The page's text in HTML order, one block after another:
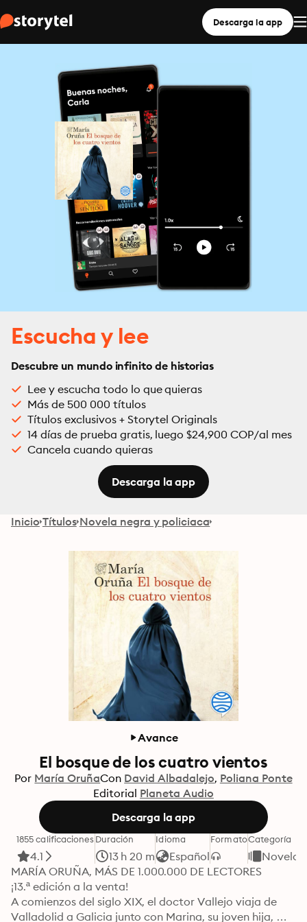
Descarga la app
Escucha y lee
Descubre un mundo infinito de historias
Lee y escucha todo lo que quieras
Más de 500 000 títulos
Títulos exclusivos + Storytel Originals
14 días de prueba gratis, luego $24,900 COP/al mes
Cancela cuando quieras
Descarga la app
Inicio Títulos Novela negra y policiaca
Avance
El bosque de los cuatro vientos
Por María OruñaCon David Albadalejo Poliana Ponte
Editorial Planeta Audio
Descarga la app
1855 calificaciones
4.1
Duración
13 h 20 m
Idioma
Español
FormatoCategoría
Novela
MARÍA ORUÑA, MÁS DE 1.000.000 DE LECTORES
¡13.ª edición a la venta!
A comienzos del siglo XIX, el doctor Vallejo viaja de
Valladolid a Galicia junto con Marina, su joven hija,